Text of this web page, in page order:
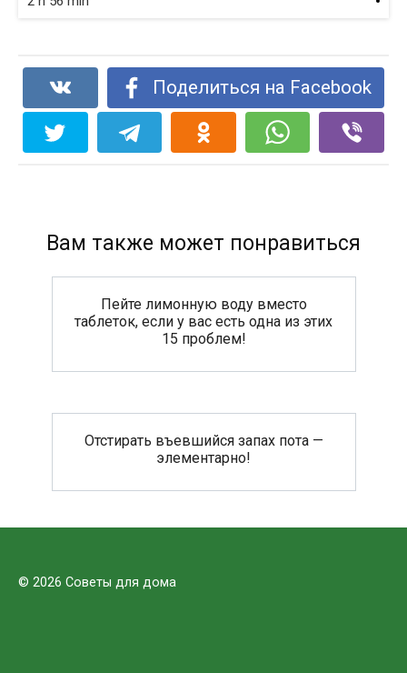
Поделиться на Facebook
Вам также может понравиться
Пейте лимонную воду вместо
таблеток, если у вас есть одна из этих
15 проблем!
Отстирать въевшийся запах пота —
элементарно!
© 2026 Советы для дома